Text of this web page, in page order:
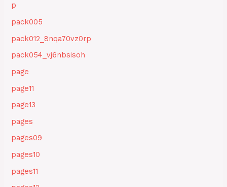
p
pack005
pack012_8nqa70vz0rp
pack054_vj6nbsisoh
page
page11
page13
pages
pages09
pages10
pages11